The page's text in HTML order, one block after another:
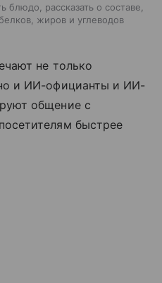
рассказать о составе,
жиров и углеводов
не только
и ИИ-официанты и ИИ-
общение с
быстрее